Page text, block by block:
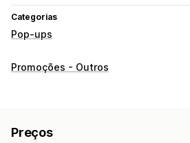
Categorias
Pop-ups
Tipos de pop-ups
Temporizadores de contagem
Promoções - Outros
Preços